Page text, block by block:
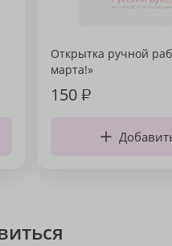
Открытка ручной
марта!»
150₽